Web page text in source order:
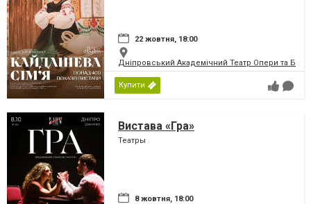
22 жовтня, 18:00
Дніпровський Академічний Театр Опери та
Купити
Вистава «Гра»
Театры
8 жовтня, 18:00